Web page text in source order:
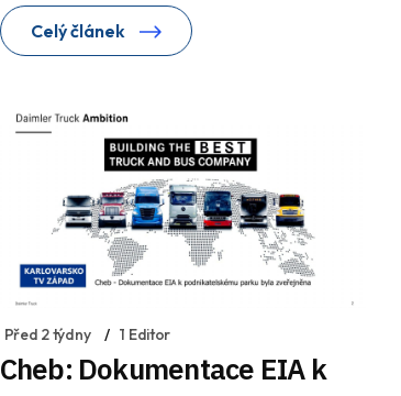
Celý článek
Před 2 týdny 1 Editor
Cheb: Dokumentace EIA k